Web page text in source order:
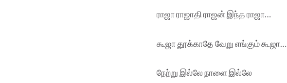
ராஜா ராஜாதி ராஜன் இந்த ராஜா…
கூஜா தூக்காதே வேறு எங்கும் கூஜா…
நேற்று இல்லே நாளை இல்லே